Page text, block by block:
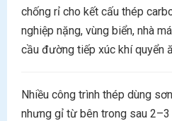
chống rỉ cho kết cấu thép
nghiệp nặng, vùng biển, nhà
cầu đường tiếp xúc khí quyển
Nhiều công trình thép dùng
nhưng gỉ từ bên trong sau 2–3